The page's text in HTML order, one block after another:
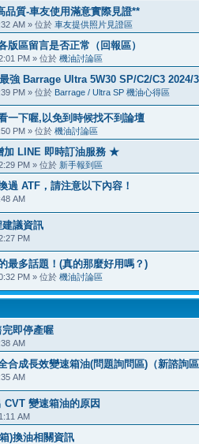
品質-車友使用滿意實際見證**
AM » 位於 車友提供照片見證區
版區留言是否正常（回報區）
PM » 位於 機油討論區
強 Barrage Ultra 5W30 SP/C2/C3 2024/
PM » 位於 Barrage / Ultra SP 機油心得區
一下喔,以免到時候找不到論壇
PM » 位於 機油討論區
加 LINE 即時訂油服務 ★
PM » 位於 新手報到區
過 ATF，請注意以下內容！
AM
建議資訊
PM
最多話題！(真的那麼好用嗎？)
PM » 位於 機油討論區
即停產喔
AM
合成長效變速箱油(問題詢問區)（新諮詢區
AM
CVT 變速箱油的原因
AM
)換油相關資訊